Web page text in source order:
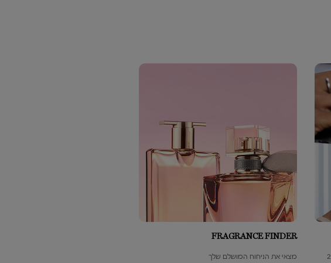
אבחון מצב העור והתאמת שגרת טיפוח אישית ב- 2
FRAGRANCE FINDER​
מצאי את הניחוח המושלם שלך ​